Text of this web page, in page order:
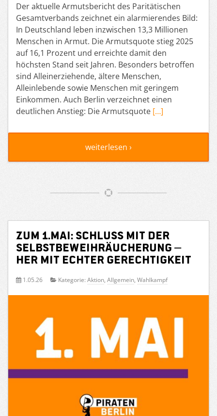
Der aktuelle Armutsbericht des Paritätischen
Gesamtverbands zeichnet ein alarmierendes Bild:
In Deutschland leben inzwischen 13,3 Millionen
Menschen in Armut. Die Armutsquote stieg 2025
auf 16,1 Prozent und erreichte damit den
höchsten Stand seit Jahren. Besonders betroffen
sind Alleinerziehende, ältere Menschen,
Alleinlebende sowie Menschen mit geringem
Einkommen. Auch Berlin verzeichnet einen
deutlichen Anstieg: Die Armutsquote […]
weiterlesen ›
Zum 1.Mai: Schluss mit der
Selbstbeweihräucherung –
her mit echter Gerechtigkeit
1.05.26 Kategorie: Aktion, Allgemein, Wahlkampf